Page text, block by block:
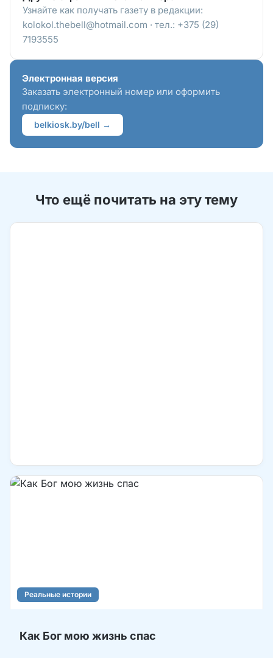
Узнайте как получать газету в редакции:
kolokol.thebell@hotmail.com · тел.: +375 (29)
7193555
Электронная версия
Заказать электронный номер или оформить
подписку:
belkiosk.by/bell →
Что ещё почитать на эту тему
Реальные истории
Как Бог мою жизнь спас